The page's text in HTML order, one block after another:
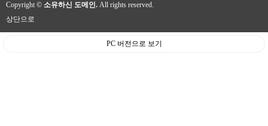
Copyright © 소유하신 도메인. All rights reserved.
상단으로
PC 버전으로 보기